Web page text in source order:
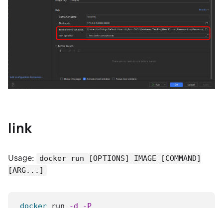
link
Usage:
docker run [OPTIONS] IMAGE [COMMAND]
[ARG...]
docker run -d -P